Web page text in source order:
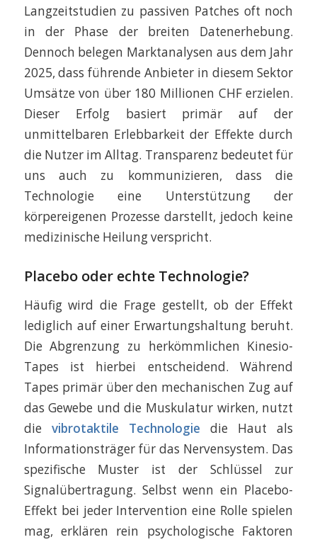
Langzeitstudien zu passiven Patches oft noch
in der Phase der breiten Datenerhebung.
Dennoch belegen Marktanalysen aus dem Jahr
2025, dass führende Anbieter in diesem Sektor
Umsätze von über 180 Millionen CHF erzielen.
Dieser Erfolg basiert primär auf der
unmittelbaren Erlebbarkeit der Effekte durch
die Nutzer im Alltag. Transparenz bedeutet für
uns auch zu kommunizieren, dass die
Technologie eine Unterstützung der
körpereigenen Prozesse darstellt, jedoch keine
medizinische Heilung verspricht.
Placebo oder echte Technologie?
Häufig wird die Frage gestellt, ob der Effekt
lediglich auf einer Erwartungshaltung beruht.
Die Abgrenzung zu herkömmlichen Kinesio-
Tapes ist hierbei entscheidend. Während
Tapes primär über den mechanischen Zug auf
das Gewebe und die Muskulatur wirken, nutzt
die vibrotaktile Technologie die Haut als
Informationsträger für das Nervensystem. Das
spezifische Muster ist der Schlüssel zur
Signalübertragung. Selbst wenn ein Placebo-
Effekt bei jeder Intervention eine Rolle spielen
mag, erklären rein psychologische Faktoren